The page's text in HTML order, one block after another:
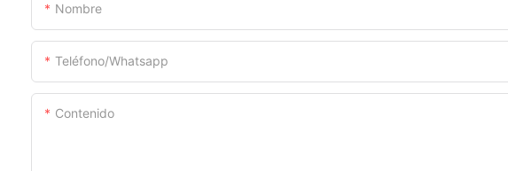
Nombre
Teléfono/whatsapp
Contenido